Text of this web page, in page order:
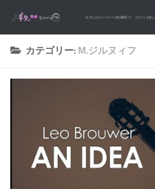
コンテンツへスキップ
カテゴリー: M.ジルヌィフ